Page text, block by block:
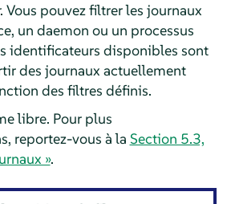
. Vous pouvez filtrer les journaux
un daemon ou un processus
identificateurs disponibles sont
des journaux actuellement
des filtres définis.
libre. Pour plus
reportez-vous à la Section 5.3,
».